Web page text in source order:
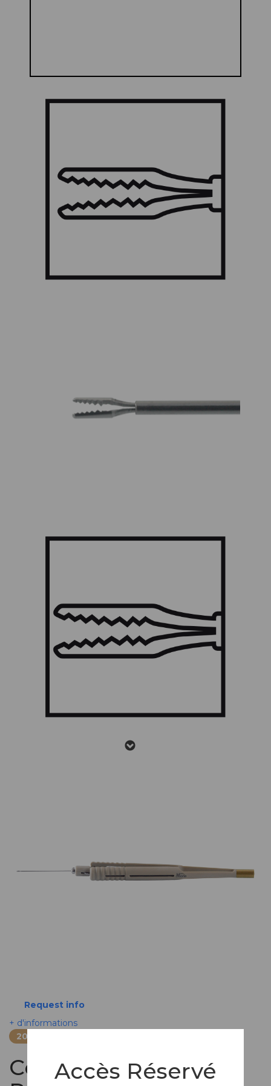
Request info
+ d'informations
20332-20333
Composites - Pince
Accès Réservé